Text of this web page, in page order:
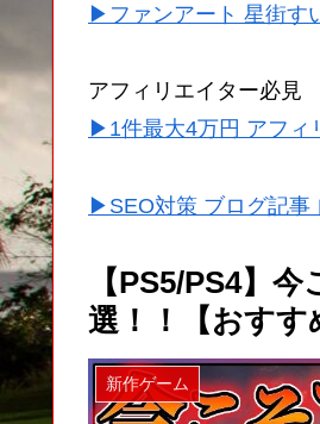
▶ファンアート 星街す
アフィリエイター必見
▶1件最大4万円 アフィ
▶SEO対策 ブログ記事
【PS5/PS4】
選！！【おすす
新作ゲーム